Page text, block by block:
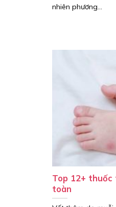
nhiên phương...
Top 12+
toàn